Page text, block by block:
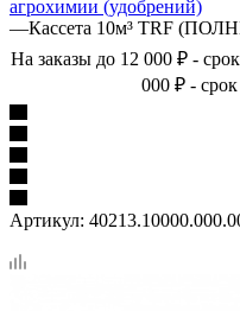
агрохимии (удобрений)
—Кассета 10м³ TRF
На заказы до 12 000 ₽ -
000 ₽ -
Артикул: